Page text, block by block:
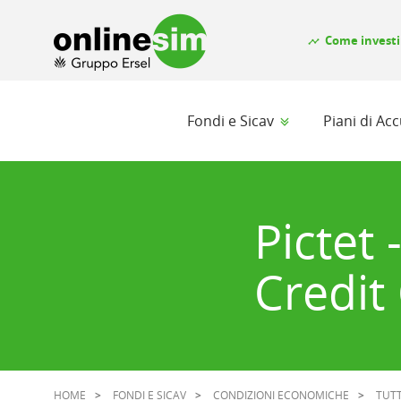
timeline Come
Fondi e Sicav Piani di
Pictet
Credit
HOME FONDI E SICAV CONDIZIONI ECONOMICHE